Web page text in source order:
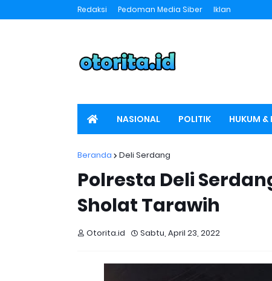
Redaksi Pedoman Media Siber Iklan
NASIONAL POLITIK HUKUM &
SPORT OTORITA TV
Beranda Deli Serdang
Polresta Deli
Sholat Tarawih
Otorita.id Sabtu, April 23, 2022